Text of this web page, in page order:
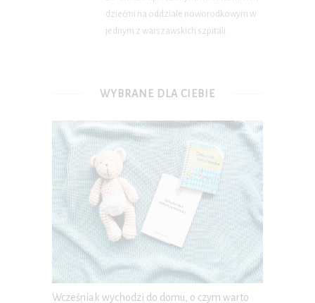
dziećmi na oddziale noworodkowym w
jednym z warszawskich szpitali.
WYBRANE DLA CIEBIE
Wcześniak wychodzi do domu, o czym warto